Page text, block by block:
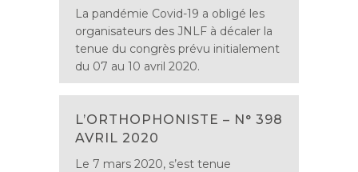
La pandémie Covid-19 a obligé les
organisateurs des JNLF à décaler la
tenue du congrès prévu initialement
du 07 au 10 avril 2020.
L’ORTHOPHONISTE – N° 398
AVRIL 2020
Le 7 mars 2020, s’est tenue